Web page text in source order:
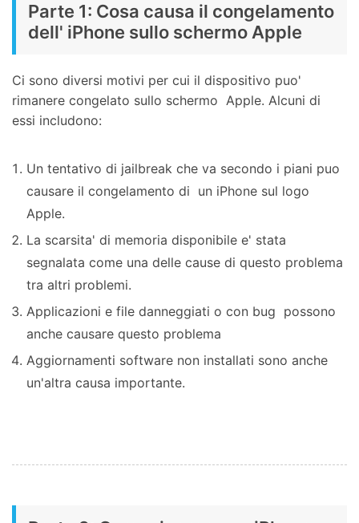
Parte 1: Cosa causa il congelamento
dell' iPhone sullo schermo Apple
Ci sono diversi motivi per cui il dispositivo puo'
rimanere congelato sullo schermo Apple. Alcuni di
essi includono:
Un tentativo di jailbreak che va secondo i piani puo
causare il congelamento di un iPhone sul logo
Apple.
La scarsita' di memoria disponibile e' stata
segnalata come una delle cause di questo problema
tra altri problemi.
Applicazioni e file danneggiati o con bug possono
anche causare questo problema
Aggiornamenti software non installati sono anche
un'altra causa importante.